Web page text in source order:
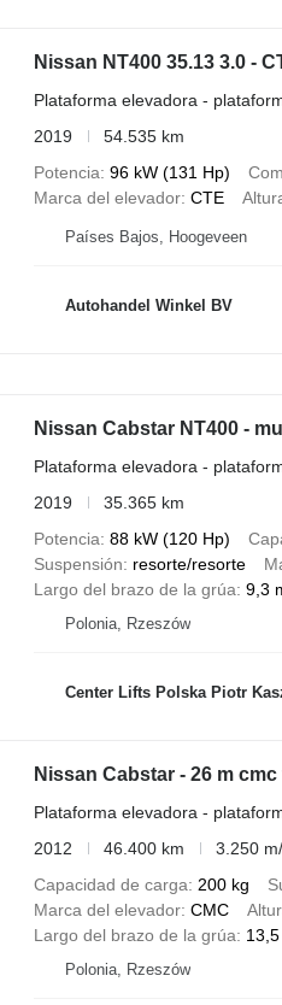
Nissan NT400 35.13 3.0 -
Plataforma elevadora -
2019
54.535 km
Potencia 96 kW (131 Hp)
Marca del elevador CTE
Países Bajos, Hoogeveen
Autohandel Winkel BV
Nissan Cabstar NT400 -
Plataforma elevadora -
2019
35.365 km
Potencia 88 kW (120 Hp)
Suspensión
resorte/resorte
Largo del brazo de la grúa 9,3
Polonia, Rzeszów
Center Lifts Polska Piotr
Nissan Cabstar - 26 m
Plataforma elevadora -
2012
46.400 km
3.250
Capacidad de carga
200 kg
Marca del elevador CMC
Largo del brazo de la grúa
Polonia, Rzeszów